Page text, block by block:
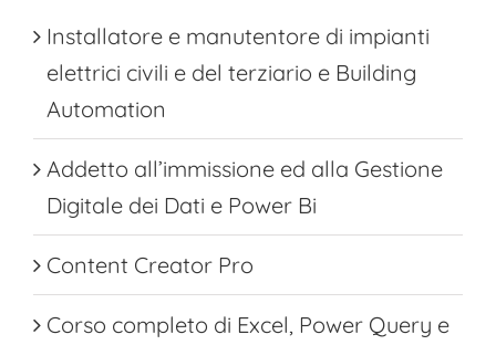
Installatore e manutentore di impianti
elettrici civili e del terziario e Building
Automation
Addetto all’immissione ed alla Gestione
Digitale dei Dati e Power Bi
Content Creator Pro
Corso completo di Excel, Power Query e